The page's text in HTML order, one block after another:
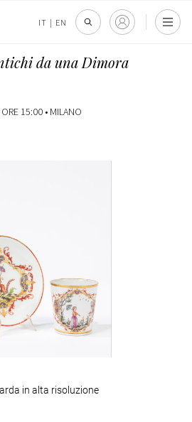
IT | EN
da una Dimora
15:00 • MILANO
in alta risoluzione